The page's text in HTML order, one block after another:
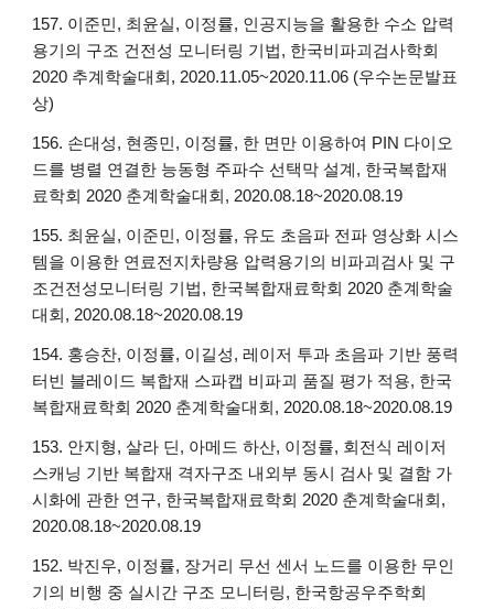
157. 이준민, 최윤실, 이정률, 인공지능을 활용한 수소 압력
용기의 구조 건전성 모니터링 기법, 한국비파괴검사학회
2020 추계학술대회, 2020.11.05~2020.11.06 (우수논문발표
상)
156. 손대성, 현종민, 이정률, 한 면만 이용하여 PIN 다이오
드를 병렬 연결한 능동형 주파수 선택막 설계, 한국복합재
료학회 2020 춘계학술대회, 2020.08.18~2020.08.19
155. 최윤실, 이준민, 이정률, 유도 초음파 전파 영상화 시스
템을 이용한 연료전지차량용 압력용기의 비파괴검사 및 구
조건전성모니터링 기법, 한국복합재료학회 2020 춘계학술
대회, 2020.08.18~2020.08.19
154. 홍승찬, 이정률, 이길성, 레이저 투과 초음파 기반 풍력
터빈 블레이드 복합재 스파캡 비파괴 품질 평가 적용, 한국
복합재료학회 2020 춘계학술대회, 2020.08.18~2020.08.19
153. 안지형, 살라 딘, 아메드 하산, 이정률, 회전식 레이저
스캐닝 기반 복합재 격자구조 내외부 동시 검사 및 결함 가
시화에 관한 연구, 한국복합재료학회 2020 춘계학술대회,
2020.08.18~2020.08.19
152. 박진우, 이정률, 장거리 무선 센서 노드를 이용한 무인
기의 비행 중 실시간 구조 모니터링, 한국항공우주학회